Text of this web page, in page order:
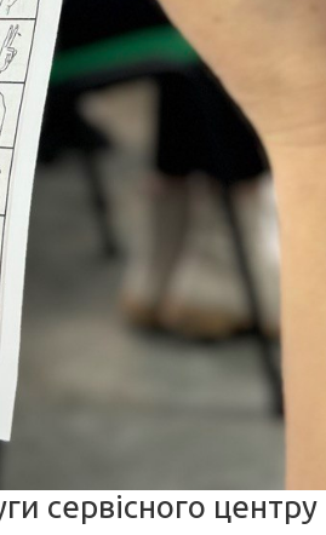
сервісного